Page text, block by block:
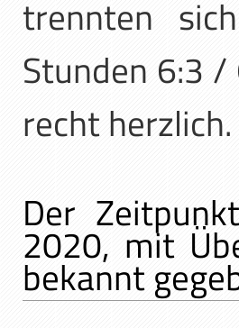
trennten
Stunden 6:3
recht herzlich.
Der
2020, mit
bekannt